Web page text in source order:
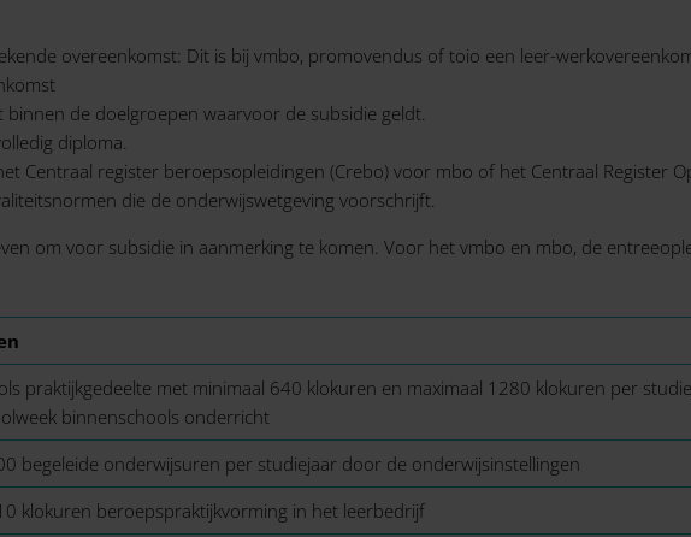
overeenkomst: Dit is bij vmbo, promovendus of toio een leer-
de doelgroepen waarvoor de subsidie geldt.
diploma.
Centraal register beroepsopleidingen (Crebo) voor mbo of het Centraal Register
die de onderwijswetgeving voorschrijft.
om voor subsidie in aanmerking te komen. Voor het vmbo en mbo, de
praktijkgedeelte met minimaal 640 klokuren en maximaal 1280 klokuren per
binnenschools onderricht
begeleide onderwijsuren per studiejaar door de onderwijsinstellingen
klokuren beroepspraktijkvorming in het leerbedrijf